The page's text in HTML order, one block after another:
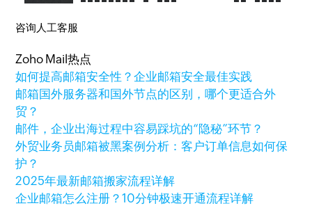
咨询人工客服
Zoho Mail热点
如何提高邮箱安全性？企业邮箱安全最佳实践
邮箱国外服务器和国外节点的区别，哪个更适合外
贸？
邮件，企业出海过程中容易踩坑的“隐秘”环节？
外贸业务员邮箱被黑案例分析：客户订单信息如何保
护？
2025年最新邮箱搬家流程详解
企业邮箱怎么注册？10分钟极速开通流程详解